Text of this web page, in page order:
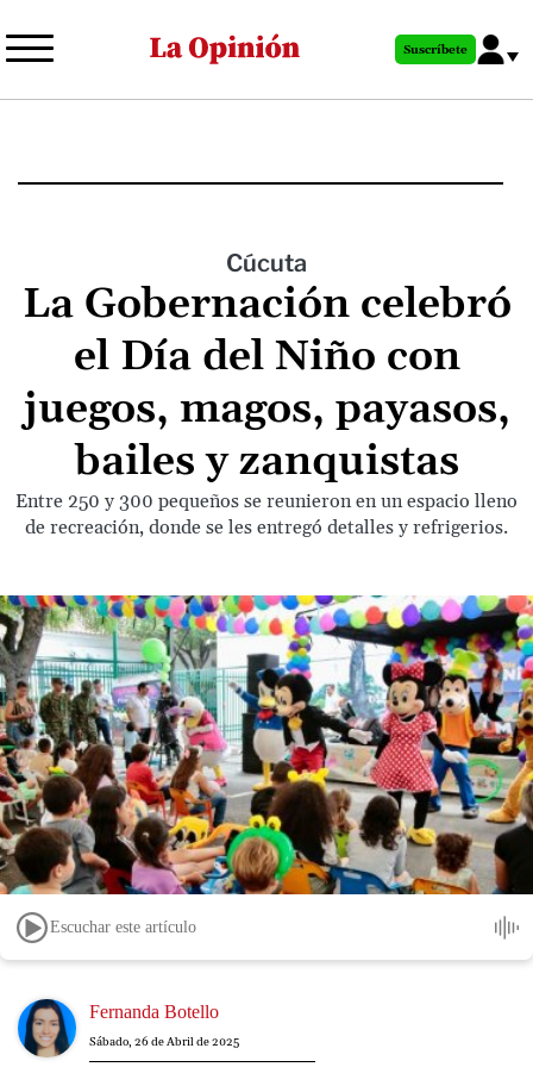
al
principal
Suscríbete
Cúcuta
La Gobernación celebró
el Día del Niño con
juegos, magos, payasos,
bailes y zanquistas
Entre 250 y 300 pequeños se reunieron en un espacio lleno
de recreación, donde se les entregó detalles y refrigerios.
Escuchar este artículo
Image Fernanda Botello
Sábado, 26 de Abril de 2025